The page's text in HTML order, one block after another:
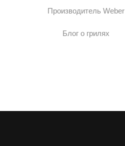
Производитель Weber
Блог о грилях